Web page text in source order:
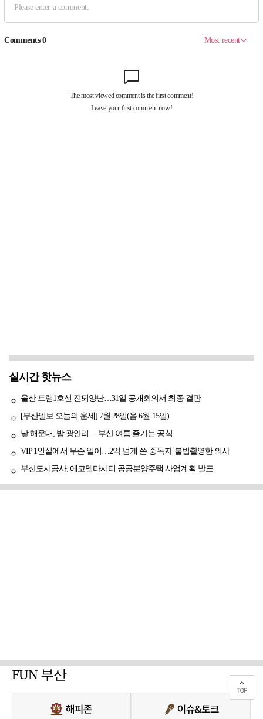
실시간 핫뉴스
울산 트램1호선 진퇴양난…31일 공개회의서 최종 결판
[부산일보 오늘의 운세] 7월 28일(음 6월 15일)
낮 해운대, 밤 광안리… 부산 여름 즐기는 공식
VIP 1인실에서 무슨 일이…2억 넘게 쓴 중독자·불법촬영한 의사
부산도시공사, 에코델타시티 공공분양주택 사업계획 발표
FUN 부산